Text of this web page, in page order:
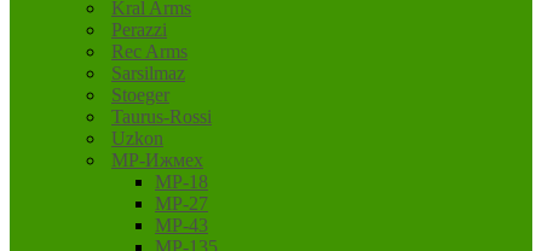
Kral Arms
Perazzi
Rec Arms
Sarsilmaz
Stoeger
Taurus-Rossi
Uzkon
MP-Ижмех
MP-18
MP-27
MP-43
MP-135